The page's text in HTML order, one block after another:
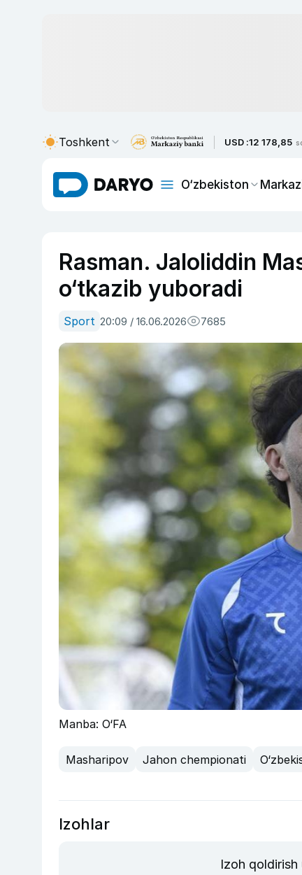
Toshkent USD :12 178,85
O‘zbekiston
Rasman. Jaloliddin
o‘tkazib yuboradi
Sport 20:09 / 16.06.2026 7685
Manba: O‘FA
Masharipov Jahon chempionati
Izohlar
Izoh qoldirish